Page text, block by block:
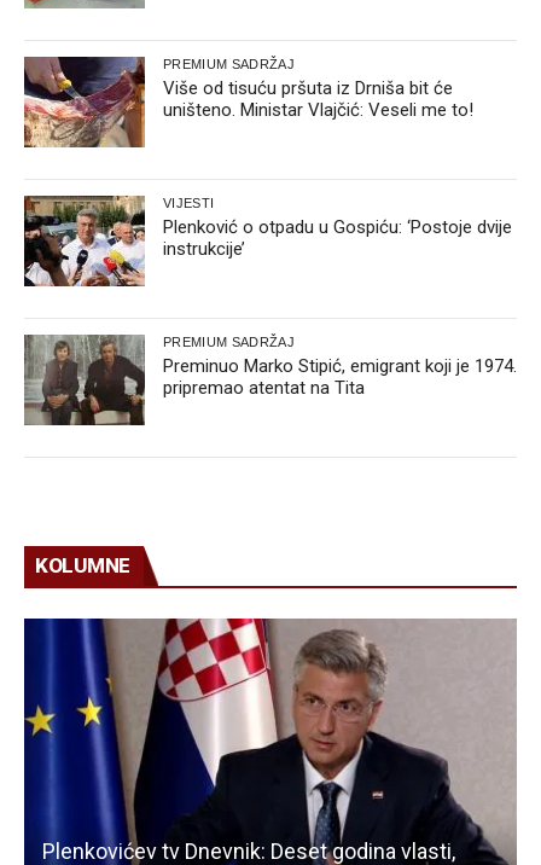
PREMIUM SADRŽAJ
Više od tisuću pršuta iz Drniša bit će
uništeno. Ministar Vlajčić: Veseli me to!
VIJESTI
Plenković o otpadu u Gospiću: ‘Postoje dvije
instrukcije’
PREMIUM SADRŽAJ
Preminuo Marko Stipić, emigrant koji je 1974.
pripremao atentat na Tita
KOLUMNE
Plenkovićev tv Dnevnik: Deset godina vlasti,